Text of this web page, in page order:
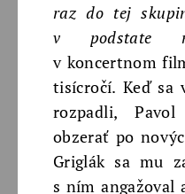
raz do tej
v podstate
v koncertnom
tisícročí. Keď sa
rozpadli,
obzerať po
Griglák sa mu
s ním angažoval